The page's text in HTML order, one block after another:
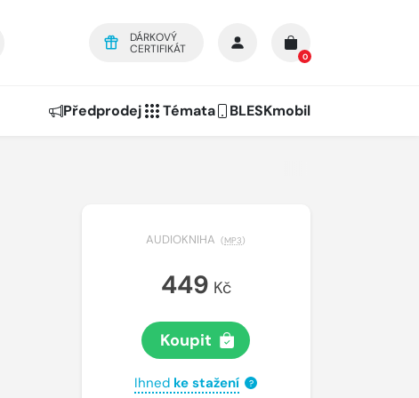
DÁRKOVÝ
CERTIFIKÁT
0
Předprodej Témata BLESKmobil
AUDIOKNIHA (MP3)
449 Kč
Koupit
Ihned ke stažení ?